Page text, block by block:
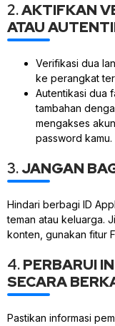
2.AKTIFKAN
ATAU
Verifikasi dua
ke perangkat
Autentikasi dua
tambahan
mengakses
password kamu.
3.JANGAN
Hindari berbagi ID
teman atau keluarga.
konten, gunakan fitur
4.PERBARUI
SECARA
Pastikan informasi